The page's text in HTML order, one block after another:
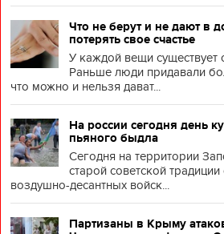
Что не берут и не дают в
потерять свое счастье
У каждой вещи существует
Раньше люди придавали
что можно и нельзя дават...
На россии сегодня день
пьяного быдла
Сегодня на территории
старой советской
воздушно-десантных войск...
Партизаны в Крыму